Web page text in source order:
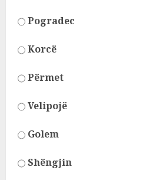
Pogradec
Korcë
Përmet
Velipojë
Golem
Shëngjin